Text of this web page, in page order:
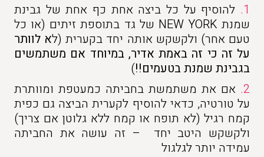
1. להוסיף על כל ביצה אחת כף אחת של גבינת
שמנת NEW YORK של גד בתוספת זיתים (או כל
טעם אחר) ולקשקש אותה יחד בקערית (לא לוותר
על זה כי זה באמת אדיר, במיוחד אם משתמשים
בגבינת שמנת בטעמים!!)
2. אם את משתמשת בחביתה כמעטפת ומוותרת
על טורטיה, כדאי להוסיף לקערית הביצה גם כפית
קמח רגיל (לא תופח או קמח ללא גלוטן אם צריך)
ולקשקש היטב יחד – זה עושה את החביתה
עמידה יותר לגלגול